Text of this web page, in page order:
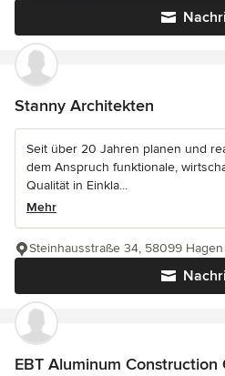
Stanny Architekten
Seit über 20 Jahren planen und
dem Anspruch funktionale,
Qualität in Einkla...
Mehr
Steinhausstraße 34, 58099 Hagen
EBT Aluminum Construction